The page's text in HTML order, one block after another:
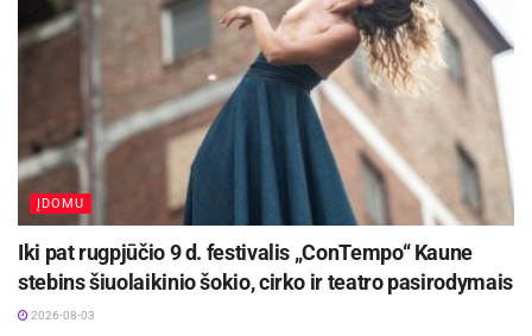
Kėdainiuose prasidės kultūros ir istorijos
festivalis „Radviliada“ ir papasakos kunigaikščių
Radvilų istoriją
2026-08-04
ĮDOMU
Iki pat rugpjūčio 9 d. festivalis „ConTempo“ Kaune
stebins šiuolaikinio šokio, cirko ir teatro pasirodymais
2026-08-03